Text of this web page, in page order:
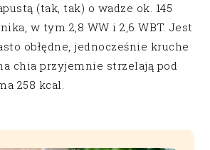
(tak, tak) o wadze ok. 145
w tym 2,8 WW i 2,6 WBT. Jest
obłędne, jednocześnie kruche
chia przyjemnie strzelają pod
258 kcal.